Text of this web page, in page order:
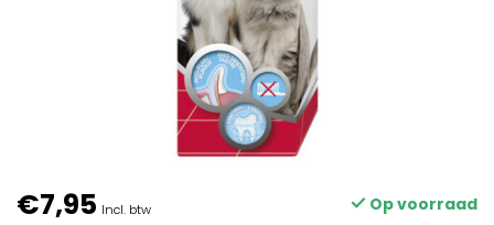
€7,95 Incl. btw Op voorraad